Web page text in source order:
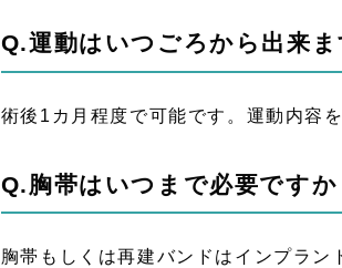
Q.運動はいつごろから出来ま
術後1カ月程度で可能です。運動内容
Q.胸帯はいつまで必要ですか
胸帯もしくは再建バンドはインプラ